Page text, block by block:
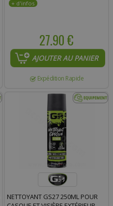
27.90 €
AJOUTER AU PANIER
Expédition Rapide
NETTOYANT GS27 250ML POUR